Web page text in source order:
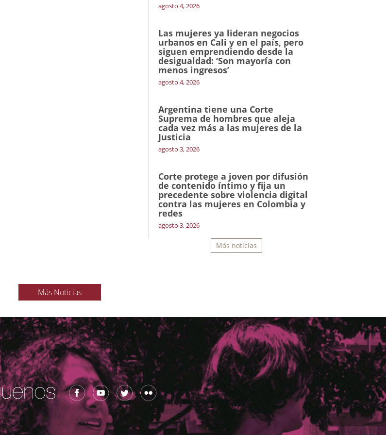
agosto 4, 2026
Las mujeres ya lideran negocios
urbanos en Cali y en el país, pero
siguen emprendiendo desde la
desigualdad: ‘Son mayoría con
menos ingresos’
agosto 4, 2026
Argentina tiene una Corte
Suprema de hombres que aleja
cada vez más a las mujeres de la
Justicia
agosto 3, 2026
Corte protege a joven por difusión
de contenido íntimo y fija un
precedente sobre violencia digital
contra las mujeres en Colombia y
redes
agosto 3, 2026
Más noticias
Más Noticias